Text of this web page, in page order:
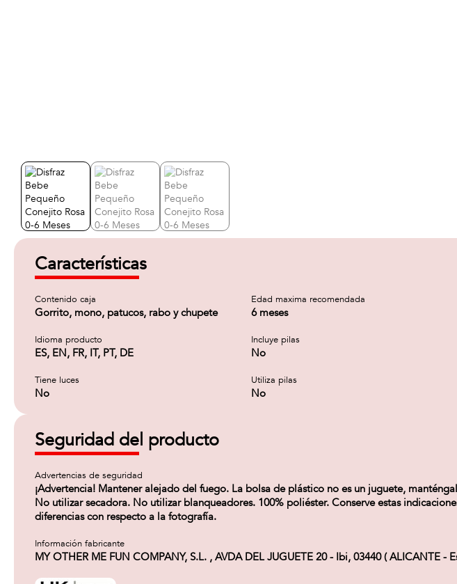
Características
Contenido caja
Gorrito, mono, patucos, rabo y chupete
Edad maxima recomendada
6 meses
Idioma producto
ES, EN, FR, IT, PT, DE
Incluye pilas
No
Tiene luces
No
Utiliza pilas
No
Seguridad del producto
Advertencias de seguridad
¡Advertencia! Mantener alejado del fuego. La bolsa de plástico no es un juguete,
No utilizar secadora. No utilizar blanqueadores. 100% poliéster. Conserve estas
diferencias con respecto a la fotografía.
Información fabricante
MY OTHER ME FUN COMPANY, S.L. , AVDA DEL JUGUETE 20 - Ibi, 03440 ( ALICANTE -